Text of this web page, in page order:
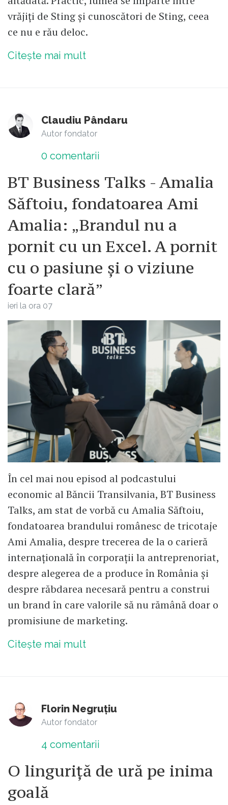
vrăjiți de Sting și cunoscători de Sting, ceea
ce nu e rău deloc.
Citește mai mult
Claudiu Pândaru
Autor fondator
0 comentarii
BT Business Talks - Amalia
Săftoiu, fondatoarea Ami
Amalia: „Brandul nu a
pornit cu un Excel. A pornit
cu o pasiune și o viziune
foarte clară”
ieri la ora 07
În cel mai nou episod al podcastului
economic al Băncii Transilvania, BT Business
Talks, am stat de vorbă cu Amalia Săftoiu,
fondatoarea brandului românesc de tricotaje
Ami Amalia, despre trecerea de la o carieră
internațională în corporații la antreprenoriat,
despre alegerea de a produce în România și
despre răbdarea necesară pentru a construi
un brand în care valorile să nu rămână doar o
promisiune de marketing.
Citește mai mult
Florin Negruțiu
Autor fondator
4 comentarii
O linguriță de ură pe inima
goală